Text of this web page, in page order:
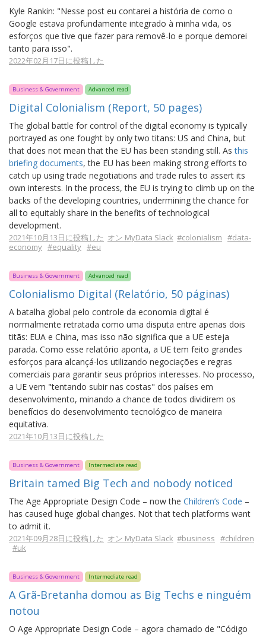
Kyle Rankin: "Nesse post eu contarei a história de como o
Google estava profundamente integrado à minha vida, os
esforços que tive que fazer para removê-lo e porque demorei
tanto para isso".
2022年02月17日に投稿した
Business & Government Advanced read
Digital Colonialism (Report, 50 pages)
The global battle for control of the digital economy is typically
portrayed as one fought by only two titans: US and China, but
that does not mean that the EU has been standing still. Asthis
briefing documents, the EU has been making strong efforts to
catch up using trade negotiations and trade rules to assert its
own interests. In the process, the EU is trying to climb up on the
backs of the developing countries, undermining the chance for
all to equitably share in the benefits of technological
development.
2021年10月13日に投稿した オン MyData Slack #colonialism #data-
economy #equality #eu
Business & Government Advanced read
Colonialismo Digital (Relatório, 50 páginas)
A batalha global pelo controle da economia digital é
normalmente retratada como uma disputa entre apenas dois
titãs: EUA e China, mas isso não significa que a UE esteja
parada. Como esse relatório aponta, a UE tem feito grandes
esforços para alcançá-los utilizando negociações e regras
comerciais para garantir seus próprios interesses. No processo,
a UE vem "tentando subir nas costas" dos países em
desenvolvimento, minando a chance de todos dividirem os
benefícios do desenvolvimento tecnológico de maneira
equitativa.
2021年10月13日に投稿した
Business & Government Intermediate read
Britain tamed Big Tech and nobody noticed
The Age Appropriate Design Code – now the Children’s Code –
has caused huge global changes. Not that tech platforms want
to admit it.
2021年09月28日に投稿した オン MyData Slack #business #children
#uk
Business & Government Intermediate read
A Grã-Bretanha domou as Big Techs e ninguém
notou
O Age Appropriate Design Code – agora chamado de "Código